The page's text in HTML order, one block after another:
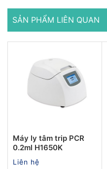
SẢN PHẨM LIÊN QUAN
Máy ly tâm trip PCR
0.2ml H1650K
Liên hệ